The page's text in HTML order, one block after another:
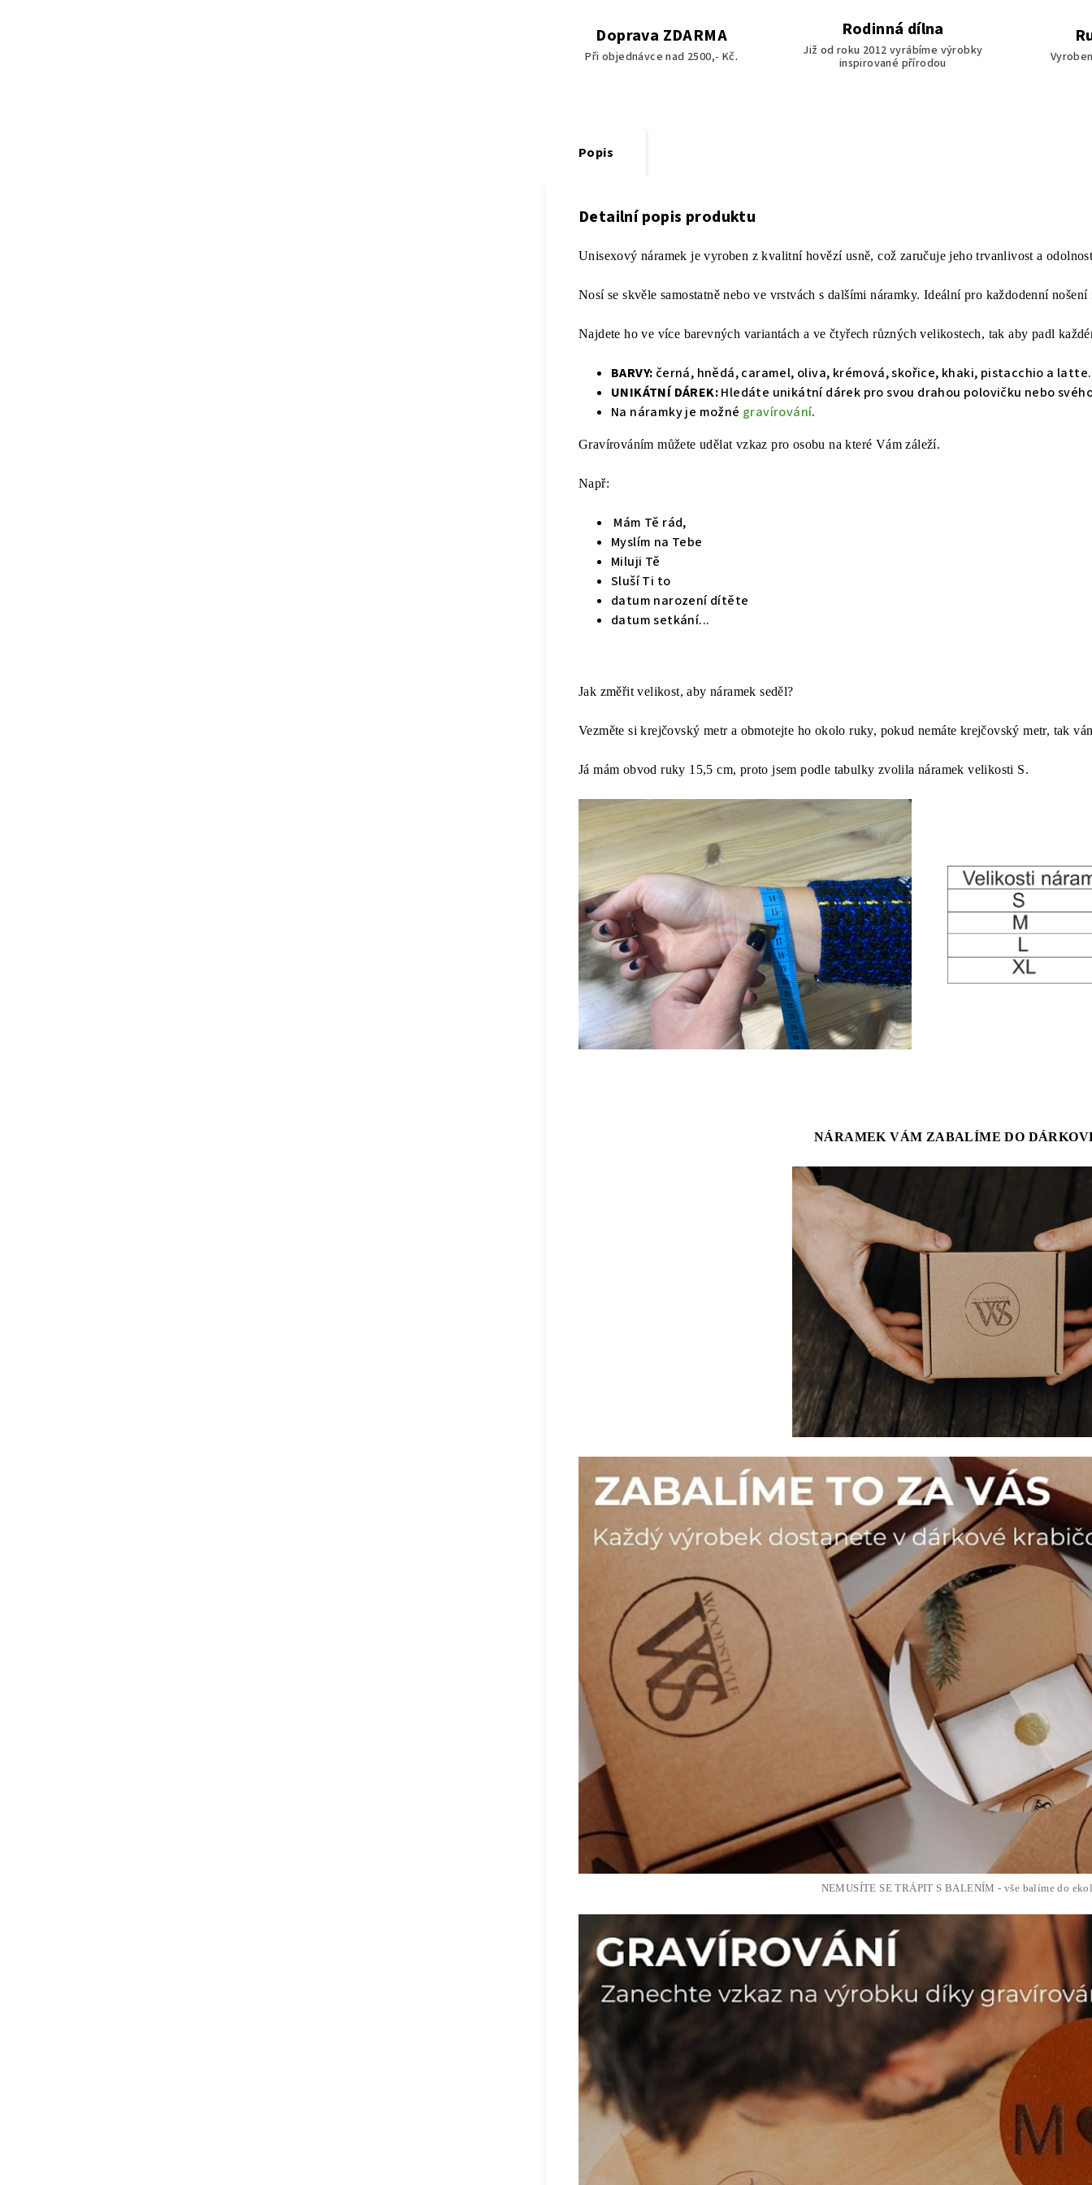
Doprava ZDARMA
Při objednávce nad 2500,- Kč.
Rodinná dílna
Již od roku 2012 vyrábíme výrobky
inspirované přírodou
Popis
Detailní popis produktu
Unisexový náramek je vyroben z kvalitní hovězí usně, což zaručuje jeho trvanlivost a
Nosí se skvěle samostatně nebo ve vrstvách s dalšími náramky. Ideální pro každodenní
Najdete ho ve více barevných variantách a ve čtyřech různých velikostech, tak aby padl
BARVY: černá, hnědá, caramel, oliva, krémová, skořice, khaki, pistacchio a latte.
UNIKÁTNÍ DÁREK:Hledáte unikátní dárek pro svou drahou polovičku nebo
Na náramky je možné gravírování.
Gravírováním můžete udělat vzkaz pro osobu na které Vám záleží.
Např:
Mám Tě rád,
Myslím na Tebe
Miluji Tě
Sluší Ti to
datum narození dítěte
datum setkání...
Jak změřit velikost, aby náramek seděl?
Vezměte si krejčovský metr a obmotejte ho okolo ruky, pokud nemáte krejčovský metr, tak
Já mám obvod ruky 15,5 cm, proto jsem podle tabulky zvolila náramek velikosti S.
NÁRAMEK VÁM ZABALÍME DO
NEMUSÍTE SE TRÁPIT S BALENÍM - vše balíme do